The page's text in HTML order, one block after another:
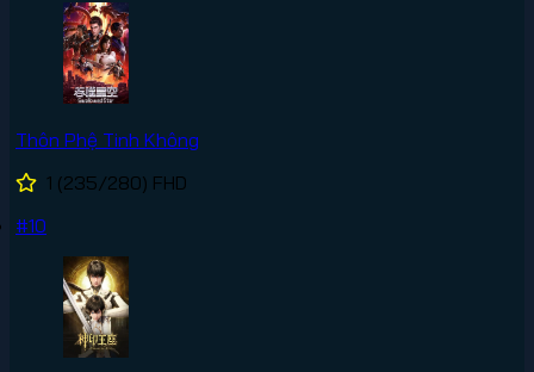
Thôn Phệ Tinh Không
1 (235/280) FHD
#10